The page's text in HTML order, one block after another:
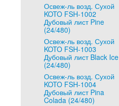
Освеж-ль возд. Сухой
KOTO FSH-1002
Дубовый лист Pine
(24/480)
Освеж-ль возд. Сухой
KOTO FSH-1003
Дубовый лист Black Ice
(24/480)
Освеж-ль возд. Сухой
KOTO FSH-1004
Дубовый лист Pina
Colada (24/480)